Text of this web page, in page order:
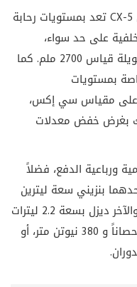
CX-5تعد بمستويات رحابة
على حد سواء،
والفضل يعود إلى قاعدة العجلات الطويلة قياس 2700 ملم. كما
بمستويات
التي بلغت 0.33 درجة على مقياس سي إكس،
بغرض خفض معدلات
ورباعية الدفع، فضلاً
بنزيني سعة ليترين
يولد 165 حصاناً وعزم 210 نيوتن متر، والآخر ديزل بسعة 2.2 ليترات
مزود بشاحن هواء “توربو” لتوليد 150 حصاناً و 380 نيوتن متر، أو